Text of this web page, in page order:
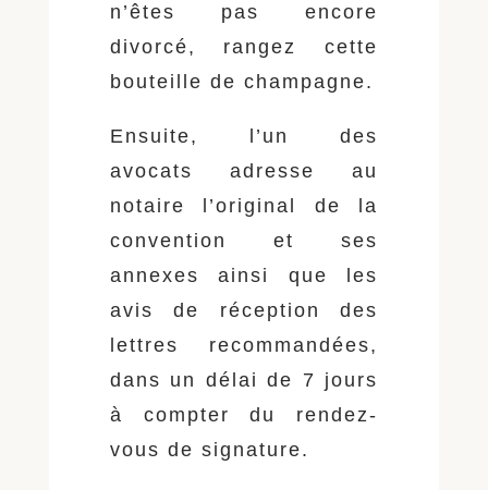
n’êtes pas encore
divorcé, rangez cette
bouteille de champagne.
Ensuite, l’un des
avocats adresse au
notaire l’original de la
convention et ses
annexes ainsi que les
avis de réception des
lettres recommandées,
dans un délai de 7 jours
à compter du rendez-
vous de signature.